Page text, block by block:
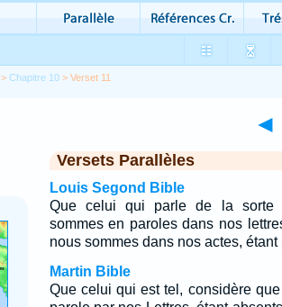
>Chapitre 10 > Verset 11
◄
Versets Parallèles
Louis Segond Bible
Que celui qui parle de la sorte
sommes en paroles dans nos
nous sommes dans nos actes, étant
Martin Bible
Que celui qui est tel, considère